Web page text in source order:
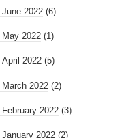
June 2022 (6)
May 2022 (1)
April 2022 (5)
March 2022 (2)
February 2022 (3)
January 2022 (2)